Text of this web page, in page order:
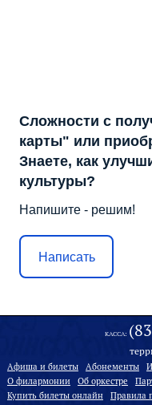
Сложности с
карты" или
Знаете, как
культуры?
Напишите - решим!
Написать
КАССА:
Афиша и билеты Абонементы
О филармонии
Oб оркестре
Купить билеты онлайн
Правила